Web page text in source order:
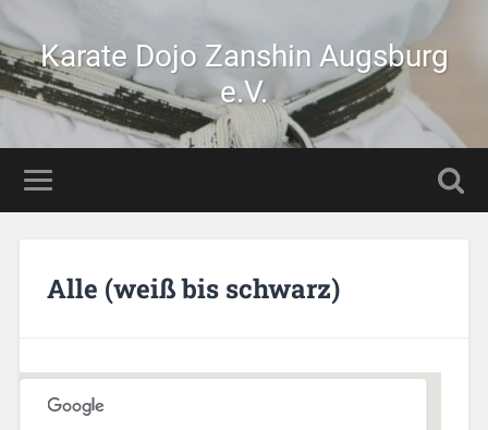
Karate Dojo Zanshin Augsburg
e.V.
Alle (weiß bis schwarz)